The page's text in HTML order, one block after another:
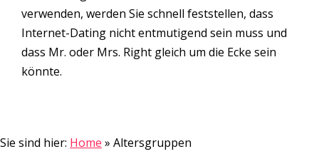
verwenden, werden Sie schnell feststellen, dass
Internet-Dating nicht entmutigend sein muss und
dass Mr. oder Mrs. Right gleich um die Ecke sein
könnte.
Sie sind hier: Home » Altersgruppen